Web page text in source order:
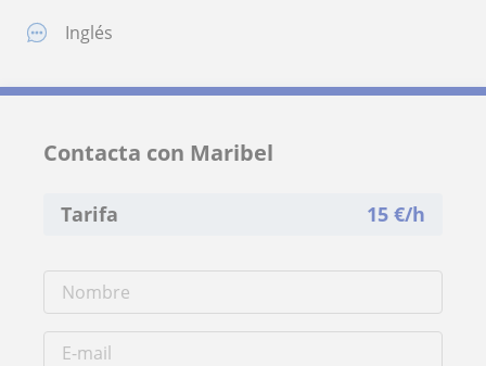
Inglés
Contacta con Maribel
Tarifa 15 €/h